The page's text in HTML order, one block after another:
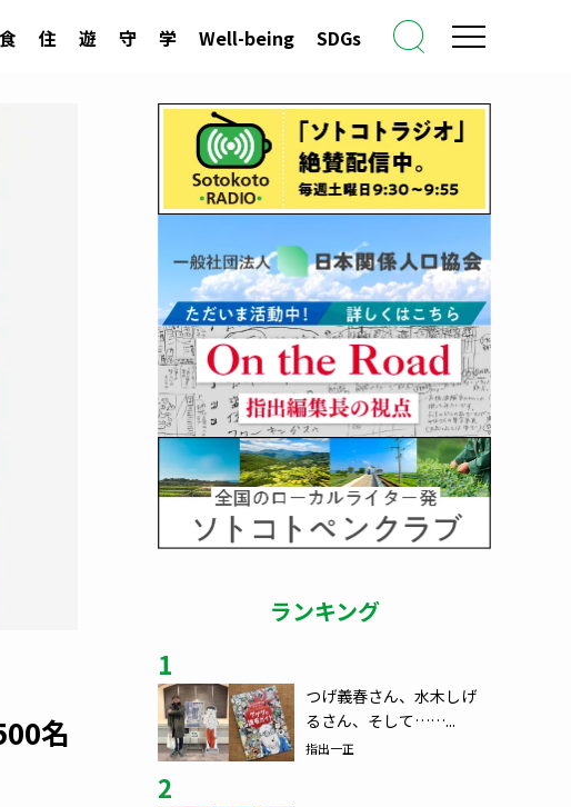
食 住 遊 守 学 Well-being SDGs
名
ランキング
1
つげ義春さん、水木しげ
るさん、そして……...
指出一正
2